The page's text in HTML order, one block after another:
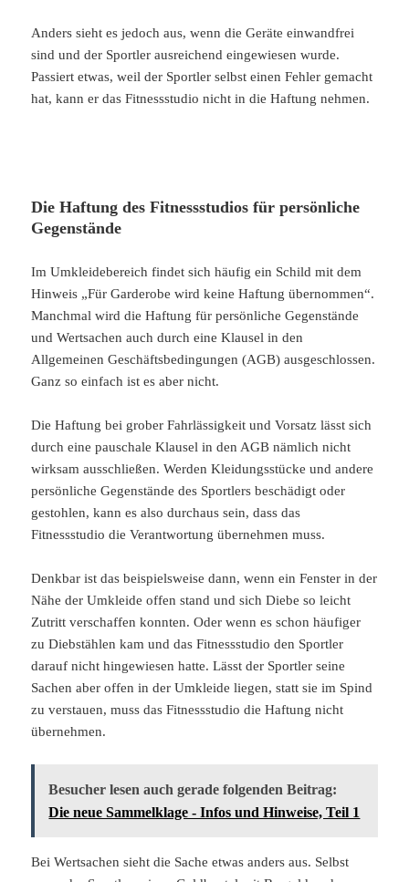
Anders sieht es jedoch aus, wenn die Geräte einwandfrei
sind und der Sportler ausreichend eingewiesen wurde.
Passiert etwas, weil der Sportler selbst einen Fehler gemacht
hat, kann er das Fitnessstudio nicht in die Haftung nehmen.
Die Haftung des Fitnessstudios für persönliche
Gegenstände
Im Umkleidebereich findet sich häufig ein Schild mit dem
Hinweis „Für Garderobe wird keine Haftung übernommen“.
Manchmal wird die Haftung für persönliche Gegenstände
und Wertsachen auch durch eine Klausel in den
Allgemeinen Geschäftsbedingungen (AGB) ausgeschlossen.
Ganz so einfach ist es aber nicht.
Die Haftung bei grober Fahrlässigkeit und Vorsatz lässt sich
durch eine pauschale Klausel in den AGB nämlich nicht
wirksam ausschließen. Werden Kleidungsstücke und andere
persönliche Gegenstände des Sportlers beschädigt oder
gestohlen, kann es also durchaus sein, dass das
Fitnessstudio die Verantwortung übernehmen muss.
Denkbar ist das beispielsweise dann, wenn ein Fenster in der
Nähe der Umkleide offen stand und sich Diebe so leicht
Zutritt verschaffen konnten. Oder wenn es schon häufiger
zu Diebstählen kam und das Fitnessstudio den Sportler
darauf nicht hingewiesen hatte. Lässt der Sportler seine
Sachen aber offen in der Umkleide liegen, statt sie im Spind
zu verstauen, muss das Fitnessstudio die Haftung nicht
übernehmen.
Besucher lesen auch gerade folgenden Beitrag:
Die neue Sammelklage - Infos und Hinweise, Teil 1
Bei Wertsachen sieht die Sache etwas anders aus. Selbst